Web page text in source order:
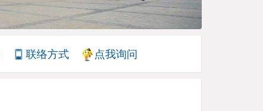
联络方式 点我询问